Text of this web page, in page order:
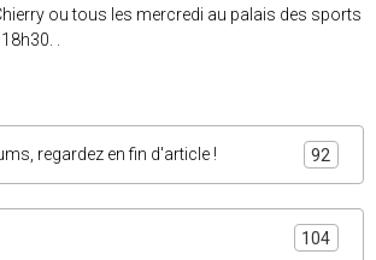
ou tous les mercredi au palais des sports
.
regardez en fin d'article ! 92
104